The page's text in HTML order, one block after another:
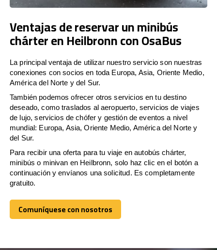
Ventajas de reservar un minibús
chárter en Heilbronn con OsaBus
La principal ventaja de utilizar nuestro servicio son nuestras
conexiones con socios en toda Europa, Asia, Oriente Medio,
América del Norte y del Sur.
También podemos ofrecer otros servicios en tu destino
deseado, como traslados al aeropuerto, servicios de viajes
de lujo, servicios de chófer y gestión de eventos a nivel
mundial: Europa, Asia, Oriente Medio, América del Norte y
del Sur.
Para recibir una oferta para tu viaje en autobús chárter,
minibús o minivan en Heilbronn, solo haz clic en el botón a
continuación y envíanos una solicitud. Es completamente
gratuito.
Comuníquese con nosotros
Comuníquese con nosotros